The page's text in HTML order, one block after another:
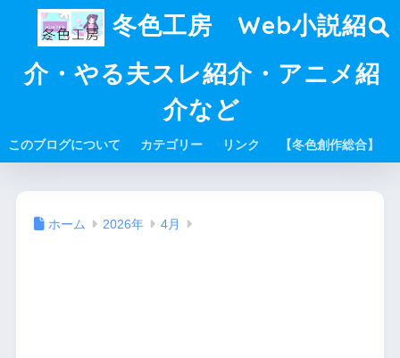
冬色工房 Web小説紹
介・やる夫スレ紹介・アニメ紹
介など
このブログについて カテゴリー リンク 【冬色創作総合】
ホーム 2026年 4月